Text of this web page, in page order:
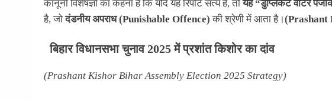
कानूनी विशेषज्ञों का कहना है कि यदि यह रिपोर्ट सत्य है, तोयह “डुप्लिकेट वोटर
है, जोदंडनीय अपराध (Punishable Offence) की श्रेणी में आता है।(Prashant
बिहार विधानसभा चुनाव 2025 में प्रशांत किशोर का दांव
(Prashant Kishor Bihar Assembly Election 2025 Strategy)